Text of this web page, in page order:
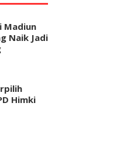
Madiun
Naik Jadi
Himki